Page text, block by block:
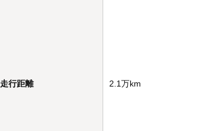
走行距離 2.1万km